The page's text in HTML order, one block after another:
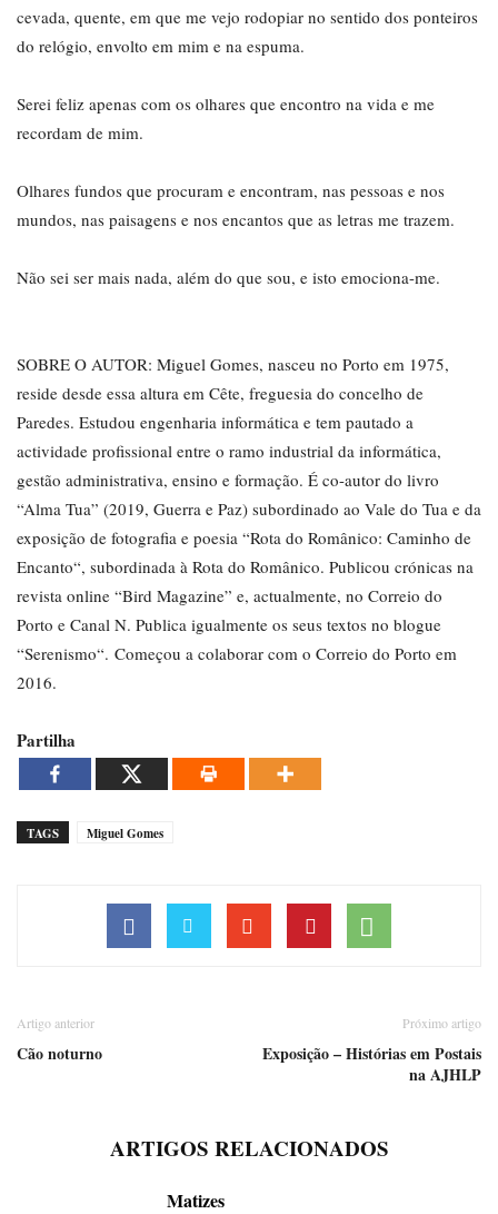
cevada, quente, em que me vejo rodopiar no sentido dos ponteiros
do relógio, envolto em mim e na espuma.
Serei feliz apenas com os olhares que encontro na vida e me
recordam de mim.
Olhares fundos que procuram e encontram, nas pessoas e nos
mundos, nas paisagens e nos encantos que as letras me trazem.
Não sei ser mais nada, além do que sou, e isto emociona-me.
SOBRE O AUTOR: Miguel Gomes, nasceu no Porto em 1975,
reside desde essa altura em Cête, freguesia do concelho de
Paredes. Estudou engenharia informática e tem pautado a
actividade profissional entre o ramo industrial da informática,
gestão administrativa, ensino e formação. É co-autor do livro
“Alma Tua” (2019, Guerra e Paz) subordinado ao Vale do Tua e da
exposição de fotografia e poesia “Rota do Românico: Caminho de
Encanto“, subordinada à Rota do Românico. Publicou crónicas na
revista online “Bird Magazine” e, actualmente, no Correio do
Porto e Canal N. Publica igualmente os seus textos no blogue
“Serenismo“. Começou a colaborar com o Correio do Porto em
2016.
Partilha
TAGS Miguel Gomes
Artigo anterior
Cão noturno
Próximo artigo
Exposição – Histórias em Postais
na AJHLP
ARTIGOS RELACIONADOS
Matizes